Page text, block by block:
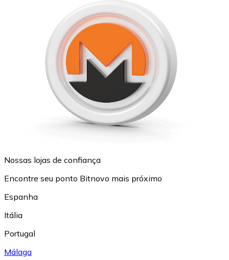
Nossas lojas de confiança
Encontre seu ponto Bitnovo mais próximo
Espanha
Itália
Portugal
Málaga